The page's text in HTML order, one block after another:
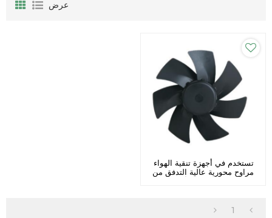
عرض
تستخدم في أجهزة تنقية الهواء
مراوح محورية عالية التدفق من
1